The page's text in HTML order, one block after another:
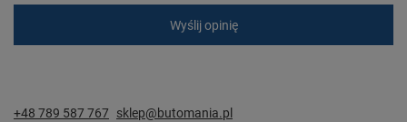
Wyślij opinię
+48 789 587 767 sklep@butomania.pl